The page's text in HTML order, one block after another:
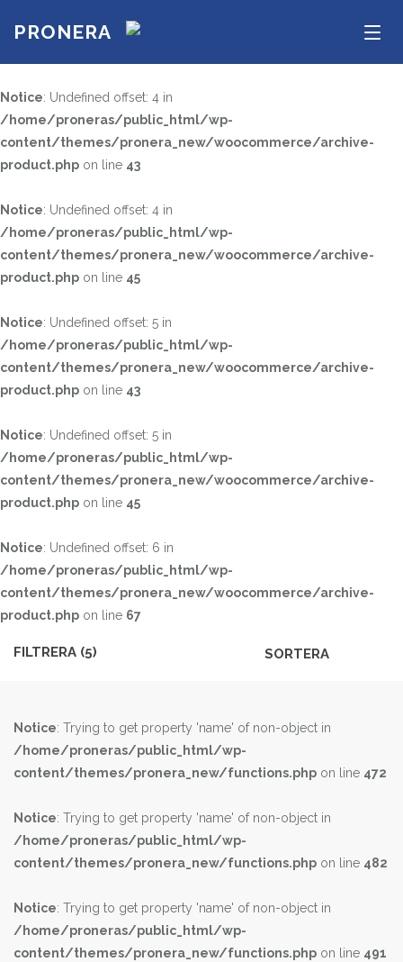
PRONERA
Notice: Undefined offset: 4 in
/home/proneras/public_html/wp-
content/themes/pronera_new/woocommerce/archive-
product.php on line 43
Notice: Undefined offset: 4 in
/home/proneras/public_html/wp-
content/themes/pronera_new/woocommerce/archive-
product.php on line 45
Notice: Undefined offset: 5 in
/home/proneras/public_html/wp-
content/themes/pronera_new/woocommerce/archive-
product.php on line 43
Notice: Undefined offset: 5 in
/home/proneras/public_html/wp-
content/themes/pronera_new/woocommerce/archive-
product.php on line 45
Notice: Undefined offset: 6 in
/home/proneras/public_html/wp-
content/themes/pronera_new/woocommerce/archive-
product.php on line 67
FILTRERA (5)
TEKNIK
Adapta
STORLEK
41
42
44
45
Dam
Herr
Unisex
Anthracite
Beige
Black
Black/grey
Black/purple
Dk blue/pink
Dk brown
Dk green
Fuxia
Khaki
Lt blue
Multi
Navy
Orange
Pink
Purple
Red
SÖK PRODUKTER
Notice: Trying to get property 'name' of non-object in
/home/proneras/public_html/wp-
content/themes/pronera_new/functions.php on line 472
Notice: Trying to get property 'name' of non-object in
/home/proneras/public_html/wp-
content/themes/pronera_new/functions.php on line 482
Notice: Trying to get property 'name' of non-object in
/home/proneras/public_html/wp-
content/themes/pronera_new/functions.php on line 491